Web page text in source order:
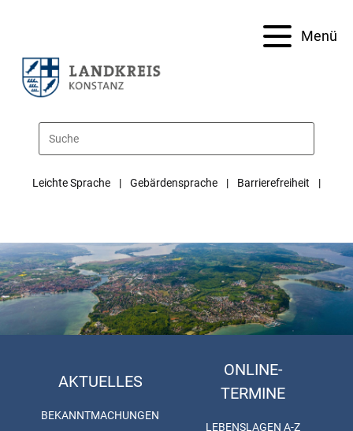
Menü
Leichte Sprache Gebärdensprache Barrierefreiheit
AKTUELLES
BEKANNTMACHUNGEN
ONLINE-
TERMINE
LEBENSLAGEN A-Z